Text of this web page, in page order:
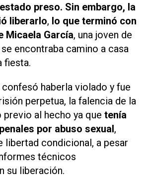
preso. Sin embargo, la
liberarlo, lo que terminó con
Micaela García, una joven de
encontraba camino a casa
fiesta.
confesó haberla violado y fue
perpetua, la falencia de la
al hecho ya que tenía
por abuso sexual,
libertad condicional, a pesar
técnicos
su liberación.